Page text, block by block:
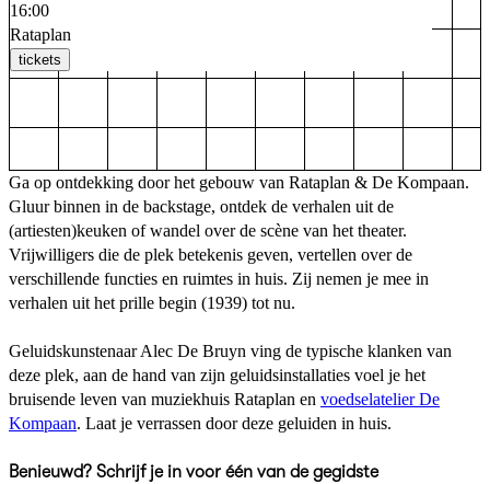
16:00
Rataplan
tickets
Ga op ontdekking door het gebouw van Rataplan & De Kompaan.
Gluur binnen in de backstage, ontdek de verhalen uit de
(artiesten)keuken of wandel over de scène van het theater.
Vrijwilligers die de plek betekenis geven, vertellen over de
verschillende functies en ruimtes in huis. Zij nemen je mee in
verhalen uit het prille begin (1939) tot nu.
Geluidskunstenaar Alec De Bruyn ving de typische klanken van
deze plek, aan de hand van zijn geluidsinstallaties voel je het
bruisende leven van muziekhuis Rataplan en voedselatelier De
Kompaan. Laat je verrassen door deze geluiden in huis.
Benieuwd? Schrijf je in voor één van de gegidste